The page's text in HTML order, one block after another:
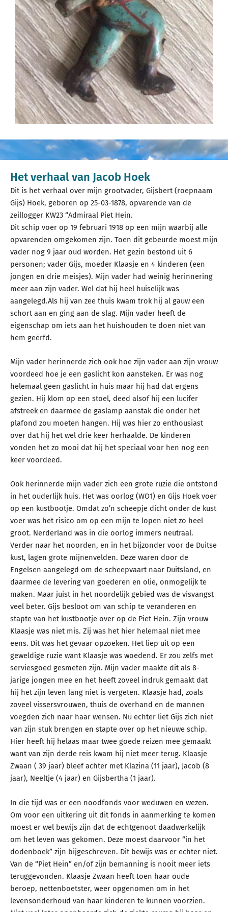
Het verhaal van Jacob Hoek
Dit is het verhaal over mijn grootvader, Gijsbert (roepnaam
Gijs) Hoek, geboren op 25-03-1878, opvarende van de
zeillogger KW23 “Admiraal Piet Hein.
Dit schip voer op 19 februari 1918 op een mijn waarbij alle
opvarenden omgekomen zijn. Toen dit gebeurde moest mijn
vader nog 9 jaar oud worden. Het gezin bestond uit 6
personen; vader Gijs, moeder Klaasje en 4 kinderen (een
jongen en drie meisjes). Mijn vader had weinig herinnering
meer aan zijn vader. Wel dat hij heel huiselijk was
aangelegd.Als hij van zee thuis kwam trok hij al gauw een
schort aan en ging aan de slag. Mijn vader heeft de
eigenschap om iets aan het huishouden te doen niet van
hem geërfd.
Mijn vader herinnerde zich ook hoe zijn vader aan zijn vrouw
voordeed hoe je een gaslicht kon aansteken. Er was nog
helemaal geen gaslicht in huis maar hij had dat ergens
gezien. Hij klom op een stoel, deed alsof hij een lucifer
afstreek en daarmee de gaslamp aanstak die onder het
plafond zou moeten hangen. Hij was hier zo enthousiast
over dat hij het wel drie keer herhaalde. De kinderen
vonden het zo mooi dat hij het speciaal voor hen nog een
keer voordeed.
Ook herinnerde mijn vader zich een grote ruzie die ontstond
in het ouderlijk huis. Het was oorlog (WO1) en Gijs Hoek voer
op een kustbootje. Omdat zo’n scheepje dicht onder de kust
voer was het risico om op een mijn te lopen niet zo heel
groot. Nerderland was in die oorlog immers neutraal.
Verder naar het noorden, en in het bijzonder voor de Duitse
kust, lagen grote mijnenvelden. Deze waren door de
Engelsen aangelegd om de scheepvaart naar Duitsland, en
daarmee de levering van goederen en olie, onmogelijk te
maken. Maar juist in het noordelijk gebied was de visvangst
veel beter. Gijs besloot om van schip te veranderen en
stapte van het kustbootje over op de Piet Hein. Zijn vrouw
Klaasje was niet mis. Zij was het hier helemaal niet mee
eens. Dit was het gevaar opzoeken. Het liep uit op een
geweldige ruzie want Klaasje was woedend. Er zou zelfs met
serviesgoed gesmeten zijn. Mijn vader maakte dit als 8-
jarige jongen mee en het heeft zoveel indruk gemaakt dat
hij het zijn leven lang niet is vergeten. Klaasje had, zoals
zoveel vissersvrouwen, thuis de overhand en de mannen
voegden zich naar haar wensen. Nu echter liet Gijs zich niet
van zijn stuk brengen en stapte over op het nieuwe schip.
Hier heeft hij helaas maar twee goede reizen mee gemaakt
want van zijn derde reis kwam hij niet meer terug. Klaasje
Zwaan ( 39 jaar) bleef achter met Klazina (11 jaar), Jacob (8
jaar), Neeltje (4 jaar) en Gijsbertha (1 jaar).
In die tijd was er een noodfonds voor weduwen en wezen.
Om voor een uitkering uit dit fonds in aanmerking te komen
moest er wel bewijs zijn dat de echtgenoot daadwerkelijk
om het leven was gekomen. Deze moest daarvoor “in het
dodenboek” zijn bijgeschreven. Dit bewijs was er echter niet.
Van de “Piet Hein” en/of zijn bemanning is nooit meer iets
teruggevonden. Klaasje Zwaan heeft toen haar oude
beroep, nettenboetster, weer opgenomen om in het
levensonderhoud van haar kinderen te kunnen voorzien.